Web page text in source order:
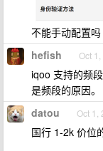
不能手动配置吗
hefish Oct
iqoo 支持的频
是频段的原因。
datou Oct 1,
国行 1-2k 价位